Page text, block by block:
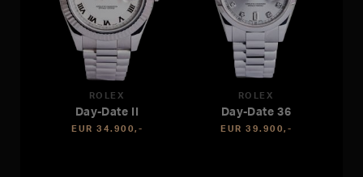
ROLEX
Day-Date II
EUR 34.900,-
ROLEX
Day-Date 36
EUR 39.900,-